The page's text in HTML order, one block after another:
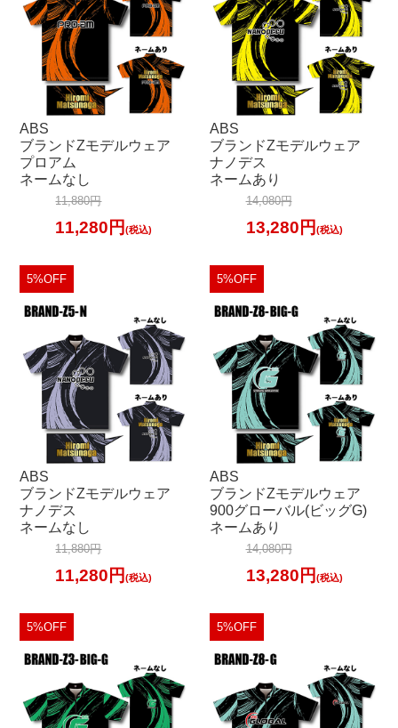
ABS
ブランドZモデルウェア
プロアム
ネームなし
11,880円
11,280円(税込)
ABS
ブランドZモデルウェア
ナノデス
ネームあり
14,080円
13,280円 (税込)
5%OFF
ABS
ブランドZモデルウェア
ナノデス
ネームなし
11,880円
11,280円(税込)
5%OFF
ABS
ブランドZモデルウェア
900グローバル(ビッグG)
ネームあり
14,080円
13,280円 (税込)
5%OFF 5%OFF